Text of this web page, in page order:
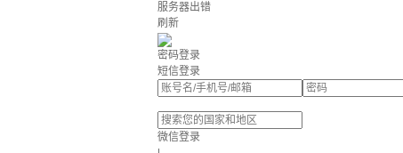
服务器出错
刷新
密码登录
短信登录
微信登录